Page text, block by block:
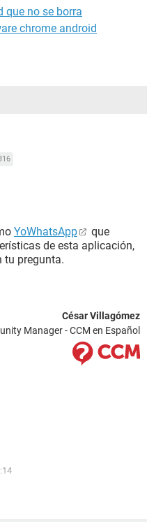
que no se borra
chrome android
YoWhatsApp
que
de esta aplicación,
tu pregunta.
César Villagómez
Manager - CCM en Español